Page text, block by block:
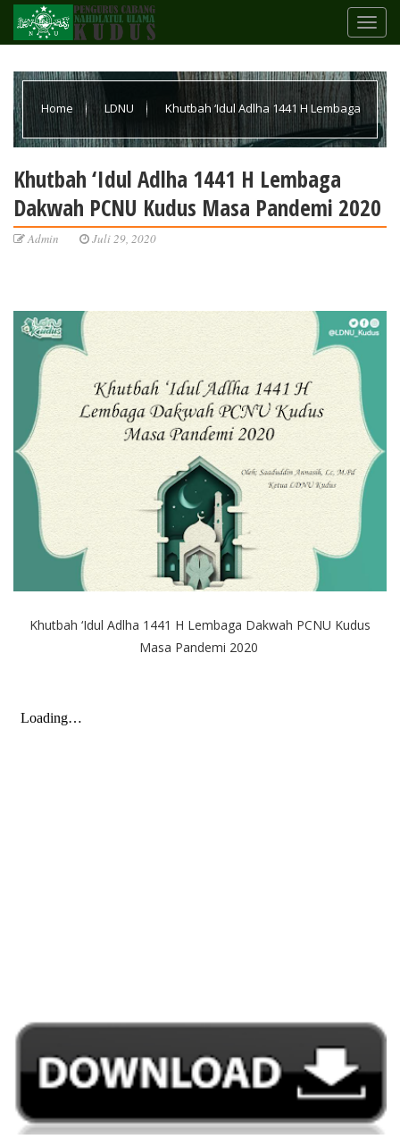
Home LDNU Khutbah ‘Idul Adlha 1441 H Lembaga
Khutbah ‘Idul Adlha 1441 H Lembaga
Dakwah PCNU Kudus Masa Pandemi 2020
Admin Juli 29, 2020
Khutbah ‘Idul Adlha 1441 H Lembaga Dakwah PCNU Kudus
Masa Pandemi 2020